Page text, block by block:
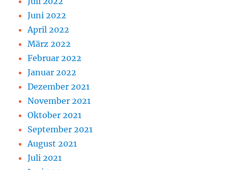
Juni 2022
April 2022
März 2022
Februar 2022
Januar 2022
Dezember 2021
November 2021
Oktober 2021
September 2021
August 2021
Juli 2021